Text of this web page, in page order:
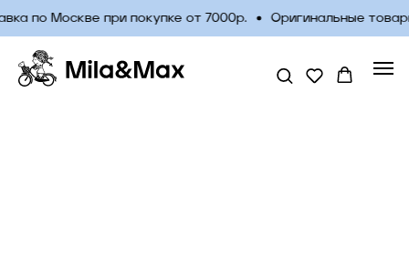
по Москве при покупке от 7000р. Оригинальные